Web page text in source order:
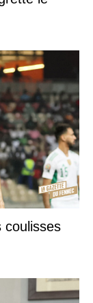
coulisses